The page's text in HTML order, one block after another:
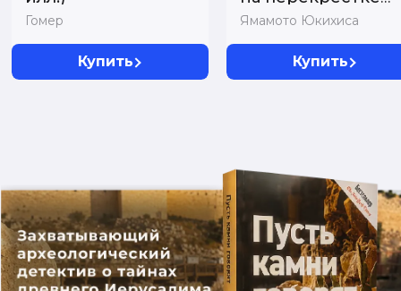
Гомер
Купить
судеб. Каждый
цвето...
Ямамото Юкихиса
Купить